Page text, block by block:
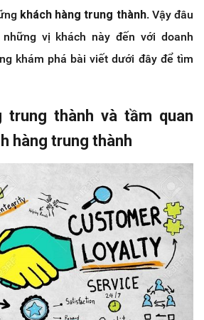
khách hàng trung thành. Vậy đâu
vị khách này đến với doanh
khám phá bài viết dưới đây để tìm
trung thành và tầm quan
hàng trung thành